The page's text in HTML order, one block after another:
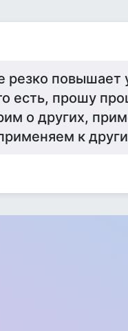
резко повышает
есть, прошу
о других,
к